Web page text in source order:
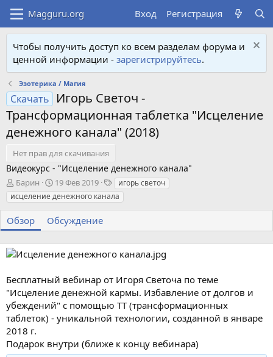
Вход Регистрация
Чтобы получить доступ ко всем разделам форума и
ценной информации - зарегистрируйтесь.
Эзотерика / Магия
Скачать
Игорь Светоч -
Трансформационная таблетка "Исцеление
денежного канала" (2018)
Нет прав для скачивания
Видеокурс - "Исцеление денежного канала"
А
в
т
о
р
Барин
Д
а
т
а
с
д
н
и
я
19 Фев 2019
Т
е
г
игорь светоч
исцеление денежного канала
Обзор Обсуждение
Бесплатный вебинар от Игоря Светоча по теме
"Исцеление денежной кармы. Избавление от долгов и
убеждений" с помощью ТТ (трансформационных
таблеток) - уникальной технологии, созданной в январе
2018 г.
Подарок внутри (ближе к концу вебинара)